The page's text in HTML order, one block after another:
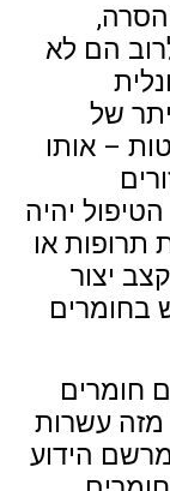
הם לא
של
– אותו
יהיה
תרופות או
יצור
בחומרים
חומרים
מזה עשרות
הידוע